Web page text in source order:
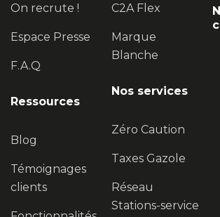
On recrute !
Espace Presse
F.A.Q
Ressources
Blog
Témoignages
clients
C2A Flex
Marque
Blanche
Nos services
Zéro Caution
Taxes Gazole
Réseau
Stations-service